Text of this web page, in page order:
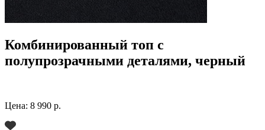
Комбинированный топ с
полупрозрачными деталями, черный
Цена: 8 990 р.